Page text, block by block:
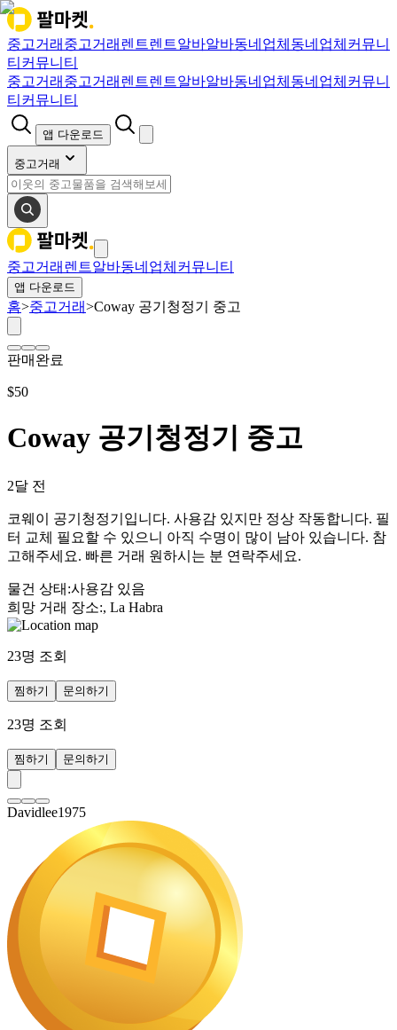
중고거래 중고거래 렌트렌트알바알바동네업체 동네업체 커뮤니
티 커뮤니티
중고거래 중고거래 렌트렌트알바알바동네업체 동네업체 커뮤니
티 커뮤니티
앱 다운로드
중고거래
중고거래 렌트알바동네업체 커뮤니티
앱 다운로드
홈>중고거래>Coway 공기청정기 중고
판매완료
$50
Coway 공기청정기 중고
2달 전
코웨이 공기청정기입니다. 사용감 있지만 정상 작동합니다. 필
터 교체 필요할 수 있으니 아직 수명이 많이 남아 있습니다. 참
고해주세요. 빠른 거래 원하시는 분 연락주세요.
물건 상태 :사용감 있음
희망 거래 장소:, La Habra
23명 조회
찜하기 문의하기
23명 조회
찜하기 문의하기
Davidlee1975